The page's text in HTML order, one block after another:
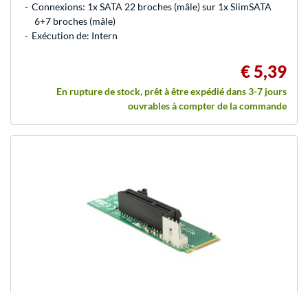
Connexions: 1x SATA 22 broches (mâle) sur 1x SlimSATA
6+7 broches (mâle)
Exécution de: Intern
€ 5,39
En rupture de stock, prêt à être expédié dans 3-7 jours
ouvrables à compter de la commande